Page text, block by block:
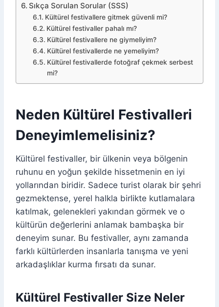
Sıkça Sorulan Sorular (SSS)
Kültürel festivallere gitmek güvenli mi?
Kültürel festivaller pahalı mı?
Kültürel festivallere ne giymeliyim?
Kültürel festivallerde ne yemeliyim?
Kültürel festivallerde fotoğraf çekmek serbest
mi?
Neden Kültürel Festivalleri
Deneyimlemelisiniz?
Kültürel festivaller, bir ülkenin veya bölgenin
ruhunu en yoğun şekilde hissetmenin en iyi
yollarından biridir. Sadece turist olarak bir şehri
gezmektense, yerel halkla birlikte kutlamalara
katılmak, gelenekleri yakından görmek ve o
kültürün değerlerini anlamak bambaşka bir
deneyim sunar. Bu festivaller, aynı zamanda
farklı kültürlerden insanlarla tanışma ve yeni
arkadaşlıklar kurma fırsatı da sunar.
Kültürel Festivaller Size Neler